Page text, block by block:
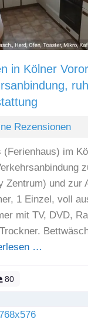
in Kölner
Rezensionen
(Ferienhaus) im
Zentrum) und zur
1 Einzel, voll
mit TV, DVD,
…
80